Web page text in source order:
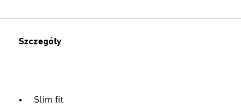
Szczegóły
Slim fit